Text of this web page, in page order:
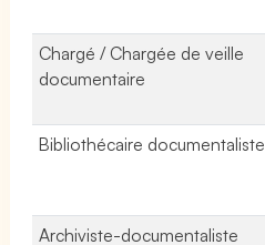
Chargé / Chargée de veille
documentaire
Bibliothécaire documentaliste
Archiviste-documentaliste